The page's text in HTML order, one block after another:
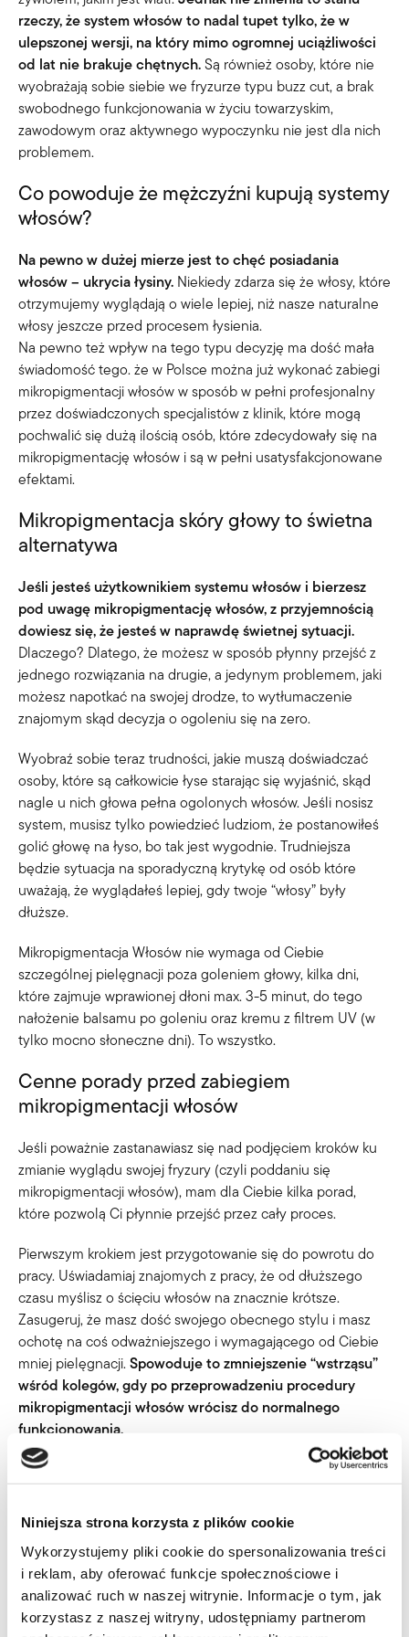
Niniejsza strona korzysta z plików cookie
Wykorzystujemy pliki cookie do spersonalizowania treści
i reklam, aby oferować funkcje społecznościowe i
analizować ruch w naszej witrynie. Informacje o tym, jak
korzystasz z naszej witryny, udostępniamy partnerom
rzeczy, że system włosów to nadal tupet tylko, że w
ulepszonej wersji, na który mimo ogromnej uciążliwości
od lat nie brakuje chętnych. Są również osoby, które nie
wyobrażają sobie siebie we fryzurze typu buzz cut, a brak
swobodnego funkcjonowania w życiu towarzyskim,
zawodowym oraz aktywnego wypoczynku nie jest dla nich
problemem.
Co powoduje że mężczyźni kupują systemy
włosów?
Na pewno w dużej mierze jest to chęć posiadania
włosów – ukrycia łysiny. Niekiedy zdarza się że włosy, które
otrzymujemy wyglądają o wiele lepiej, niż nasze naturalne
włosy jeszcze przed procesem łysienia.
Na pewno też wpływ na tego typu decyzję ma dość mała
świadomość tego. że w Polsce można już wykonać zabiegi
mikropigmentacji włosów w sposób w pełni profesjonalny
przez doświadczonych specjalistów z klinik, które mogą
pochwalić się dużą ilością osób, które zdecydowały się na
mikropigmentację włosów i są w pełni usatysfakcjonowane
efektami.
Mikropigmentacja skóry głowy to świetna
alternatywa
Jeśli jesteś użytkownikiem systemu włosów i bierzesz
pod uwagę mikropigmentację włosów, z przyjemnością
dowiesz się, że jesteś w naprawdę świetnej sytuacji.
Dlaczego? Dlatego, że możesz w sposób płynny przejść z
jednego rozwiązania na drugie, a jedynym problemem, jaki
możesz napotkać na swojej drodze, to wytłumaczenie
znajomym skąd decyzja o ogoleniu się na zero.
Wyobraź sobie teraz trudności, jakie muszą doświadczać
osoby, które są całkowicie łyse starając się wyjaśnić, skąd
nagle u nich głowa pełna ogolonych włosów. Jeśli nosisz
system, musisz tylko powiedzieć ludziom, że postanowiłeś
golić głowę na łyso, bo tak jest wygodnie. Trudniejsza
będzie sytuacja na sporadyczną krytykę od osób które
uważają, że wyglądałeś lepiej, gdy twoje “włosy” były
dłuższe.
Mikropigmentacja Włosów nie wymaga od Ciebie
szczególnej pielęgnacji poza goleniem głowy, kilka dni,
które zajmuje wprawionej dłoni max. 3-5 minut, do tego
nałożenie balsamu po goleniu oraz kremu z filtrem UV (w
tylko mocno słoneczne dni). To wszystko.
Cenne porady przed zabiegiem
mikropigmentacji włosów
Jeśli poważnie zastanawiasz się nad podjęciem kroków ku
zmianie wyglądu swojej fryzury (czyli poddaniu się
mikropigmentacji włosów), mam dla Ciebie kilka porad,
które pozwolą Ci płynnie przejść przez cały proces.
Pierwszym krokiem jest przygotowanie się do powrotu do
pracy. Uświadamiaj znajomych z pracy, że od dłuższego
czasu myślisz o ścięciu włosów na znacznie krótsze.
Zasugeruj, że masz dość swojego obecnego stylu i masz
ochotę na coś odważniejszego i wymagającego od Ciebie
mniej pielęgnacji. Spowoduje to zmniejszenie “wstrząsu”
wśród kolegów, gdy po przeprowadzeniu procedury
mikropigmentacji włosów wrócisz do normalnego
funkcjonowania.
Daj odpocząć swojej głowie. Wieloletnie noszenie systemu
taśmach oraz trudno usuwalny klej, który znajduje się w
o łysą skórę głowy przed samym zabiegiem.
Nie przejmuj się opinią innych, w końcu robisz to dla siebie.
Zmiany są potrzebne również mężczyznom. Pamiętaj, że